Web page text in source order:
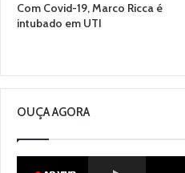
Com Covid-19, Marco Ricca é
intubado em UTI
OUÇA AGORA